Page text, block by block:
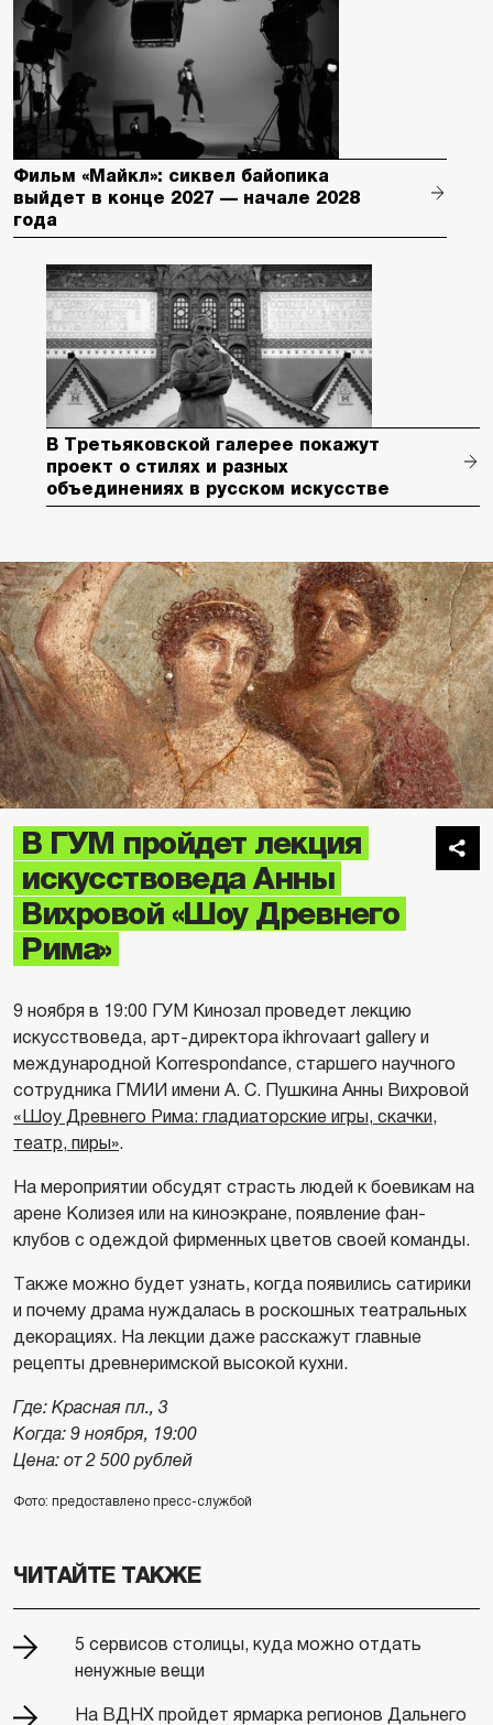
Фильм «Майкл»: сиквел байопика
выйдет в конце 2027 — начале 2028
года
В Третьяковской галерее покажут
проект о стилях и разных
объединениях в русском искусстве
В ГУМ пройдет лекция
искусствоведа Анны
Вихровой «Шоу Древнего
Рима»
9 ноября в 19:00 ГУМ Кинозал проведет лекцию
искусствоведа, арт-директора ikhrovaart gallery и
международной Korrespondance, старшего научного
сотрудника ГМИИ имени А. С. Пушкина Анны Вихровой
«Шоу Древнего Рима: гладиаторские игры, скачки,
театр, пиры».
На мероприятии обсудят страсть людей к боевикам на
арене Колизея или на киноэкране, появление фан-
клубов с одеждой фирменных цветов своей команды.
Также можно будет узнать, когда появились сатирики
и почему драма нуждалась в роскошных театральных
декорациях. На лекции даже расскажут главные
рецепты древнеримской высокой кухни.
Где: Красная пл., 3
Когда: 9 ноября, 19:00
Цена: от 2 500 рублей
Фото: предоставлено пресс-службой
ЧИТАЙТЕ ТАКЖЕ
5 сервисов столицы, куда можно отдать
ненужные вещи
На ВДНХ пройдет ярмарка регионов Дальнего